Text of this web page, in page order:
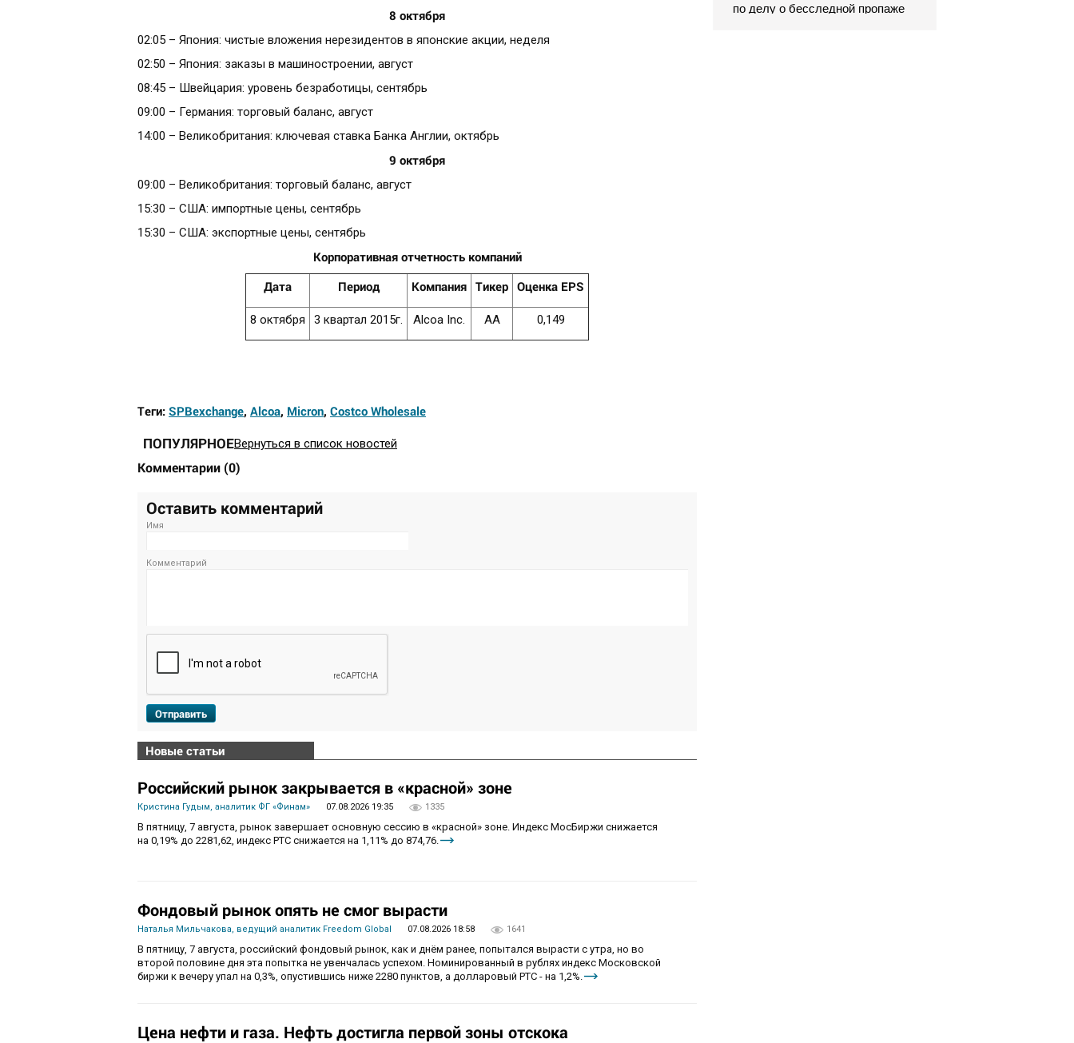
8 октября
02:05 – Япония: чистые вложения нерезидентов в японские акции, неделя
02:50 – Япония: заказы в машиностроении, август
08:45 – Швейцария: уровень безработицы, сентябрь
09:00 – Германия: торговый баланс, август
14:00 – Великобритания: ключевая ставка Банка Англии, октябрь
9 октября
09:00 – Великобритания: торговый баланс, август
15:30 – США: импортные цены, сентябрь
15:30 – США: экспортные цены, сентябрь
Корпоративная отчетность компаний
Дата
Период Компания Тикер Оценка EPS
8 октября 3 квартал 2015г. Alcoa Inc. AA 0,149
Теги: SPBexchange, Alcoa, Micron, Costco Wholesale
ПОПУЛЯРНОЕВернуться в список новостей
Комментарии (0)
Оставить комментарий
Имя
Комментарий
Отправить
Новые статьи
Российский рынок закрывается в «красной» зоне
Кристина Гудым, аналитик ФГ «Финам» 07.08.2026 19:35 1335
В пятницу, 7 августа, рынок завершает основную сессию в «красной» зоне. Индекс МосБиржи снижается
на 0,19% до 2281,62, индекс РТС снижается на 1,11% до 874,76.
Фондовый рынок опять не смог вырасти
Наталья Мильчакова, ведущий аналитик Freedom Global 07.08.2026 18:58 1641
В пятницу, 7 августа, российский фондовый рынок, как и днём ранее, попытался вырасти с утра, но во
второй половине дня эта попытка не увенчалась успехом. Номинированный в рублях индекс Московской
биржи к вечеру упал на 0,3%, опустившись ниже 2280 пунктов, а долларовый РТС - на 1,2%.
Цена нефти и газа. Нефть достигла первой зоны отскока
по делу о бесследной пропаже